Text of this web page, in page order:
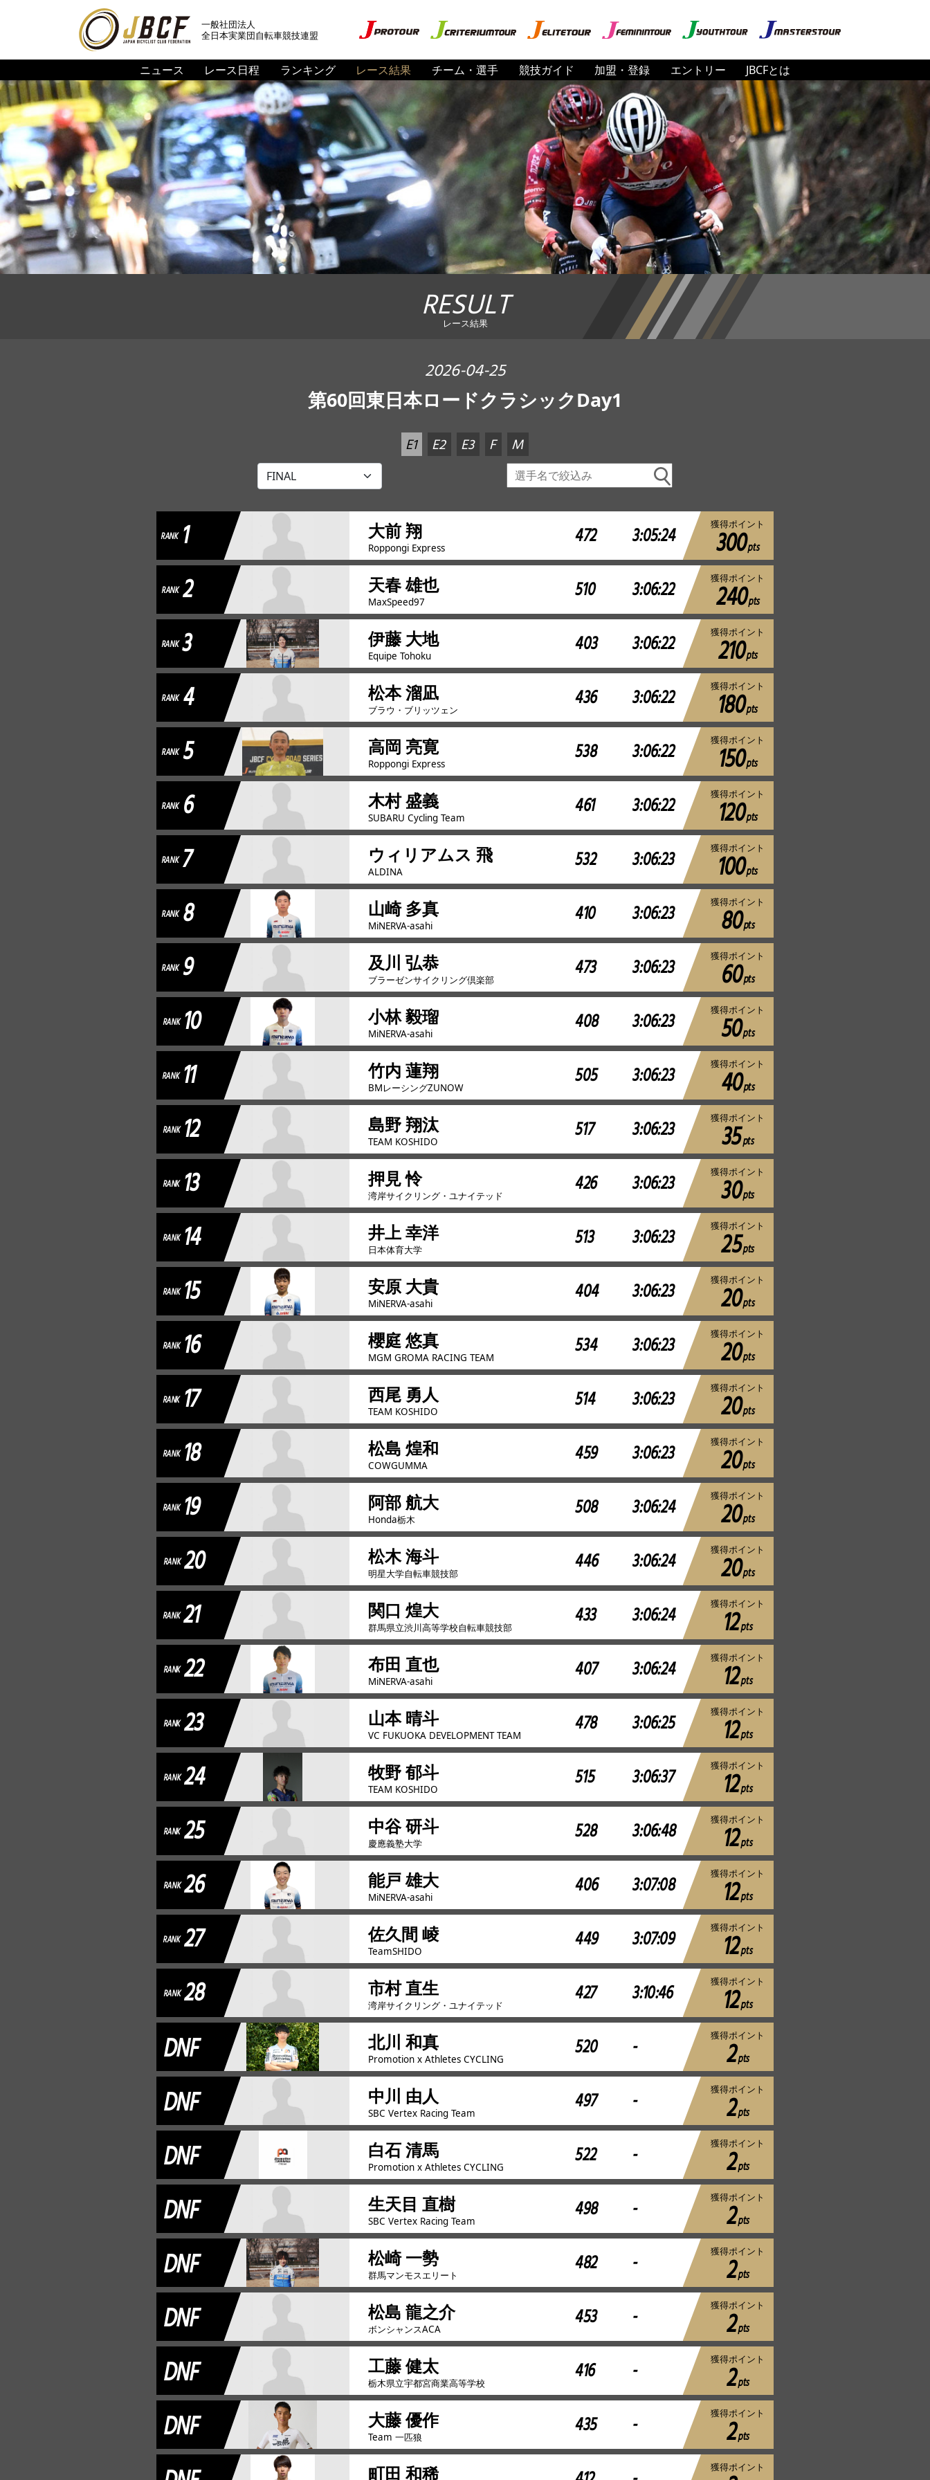
一般社団法人
全日本実業団自転車競技連盟
ニュース レース日程 ランキング レース結果 チーム・選手 競技ガイド 加盟・登録 エントリー JBCFとは
RESULT
レース結果
2026-04-25
第60回東日本ロードクラシックDay1
E1 E2 E3 F M
RANK 1 大前 翔
Roppongi Express 472 3:05:24 獲得ポイント
300pts
RANK 2 天春 雄也
MaxSpeed97 510 3:06:22 獲得ポイント
240pts
RANK 3 伊藤 大地
Equipe Tohoku 403 3:06:22 獲得ポイント
210pts
RANK 4 松本 溜凪
ブラウ・ブリッツェン 436 3:06:22 獲得ポイント
180pts
RANK 5 高岡 亮寛
Roppongi Express 538 3:06:22 獲得ポイント
150pts
RANK 6 木村 盛義
SUBARU Cycling Team 461 3:06:22 獲得ポイント
120pts
RANK 7 ウィリアムス 飛
ALDINA 532 3:06:23 獲得ポイント
100pts
RANK 8 山崎 多真
MiNERVA-asahi 410 3:06:23 獲得ポイント
80pts
RANK 9 及川 弘恭
ブラーゼンサイクリング倶楽部 473 3:06:23 獲得ポイント
60pts
RANK 10 小林 毅瑠
MiNERVA-asahi 408 3:06:23 獲得ポイント
50pts
RANK 11 竹内 蓮翔
BMレーシングZUNOW 505 3:06:23 獲得ポイント
40pts
RANK 12 島野 翔汰
TEAM KOSHIDO 517 3:06:23 獲得ポイント
35pts
RANK 13 押見 怜
湾岸サイクリング・ユナイテッド 426 3:06:23 獲得ポイント
30pts
RANK 14 井上 幸洋
日本体育大学 513 3:06:23 獲得ポイント
25pts
RANK 15 安原 大貴
MiNERVA-asahi 404 3:06:23 獲得ポイント
20pts
RANK 16 櫻庭 悠真
MGM GROMA RACING TEAM 534 3:06:23 獲得ポイント
20pts
RANK 17 西尾 勇人
TEAM KOSHIDO 514 3:06:23 獲得ポイント
20pts
RANK 18 松島 煌和
COWGUMMA 459 3:06:23 獲得ポイント
20pts
RANK 19 阿部 航大
Honda栃木 508 3:06:24 獲得ポイント
20pts
RANK 20 松木 海斗
明星大学自転車競技部 446 3:06:24 獲得ポイント
20pts
RANK 21 関口 煌大
群馬県立渋川高等学校自転車競技部 433 3:06:24 獲得ポイント
12pts
RANK 22 布田 直也
MiNERVA-asahi 407 3:06:24 獲得ポイント
12pts
RANK 23 山本 晴斗
VC FUKUOKA DEVELOPMENT TEAM 478 3:06:25 獲得ポイント
12pts
RANK 24 牧野 郁斗
TEAM KOSHIDO 515 3:06:37 獲得ポイント
12pts
RANK 25 中谷 研斗
慶應義塾大学 528 3:06:48 獲得ポイント
12pts
RANK 26 能戸 雄大
MiNERVA-asahi 406 3:07:08 獲得ポイント
12pts
RANK 27 佐久間 崚
TeamSHIDO 449 3:07:09 獲得ポイント
12pts
RANK 28 市村 直生
湾岸サイクリング・ユナイテッド 427 3:10:46 獲得ポイント
12pts
DNF 北川 和真
Promotion x Athletes CYCLING 520 - 獲得ポイント
2pts
DNF 中川 由人
SBC Vertex Racing Team 497 - 獲得ポイント
2pts
DNF 白石 清馬
Promotion x Athletes CYCLING 522 - 獲得ポイント
2pts
DNF 生天目 直樹
SBC Vertex Racing Team 498 - 獲得ポイント
2pts
DNF 松崎 一勢
群馬マンモスエリート 482 - 獲得ポイント
2pts
DNF 松島 龍之介
ボンシャンスACA 453 - 獲得ポイント
2pts
DNF 工藤 健太
栃木県立宇都宮商業高等学校 416 - 獲得ポイント
2pts
DNF 大藤 優作
Team 一匹狼 435 - 獲得ポイント
2pts
町田 和稀 獲得ポイント